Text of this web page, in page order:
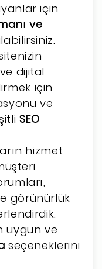
için
ve
dijital
için
ve
SEO
hizmet
görünürlük
uygun ve
seçeneklerini